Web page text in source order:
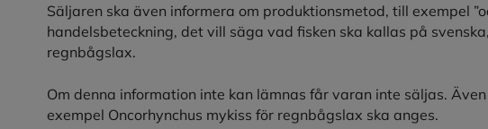
Säljaren ska även informera om produktionsmetod, till exempel
handelsbeteckning, det vill säga vad fisken ska kallas på
regnbågslax.
Om denna information inte kan lämnas får varan inte säljas.
exempel Oncorhynchus mykiss för regnbågslax ska anges.